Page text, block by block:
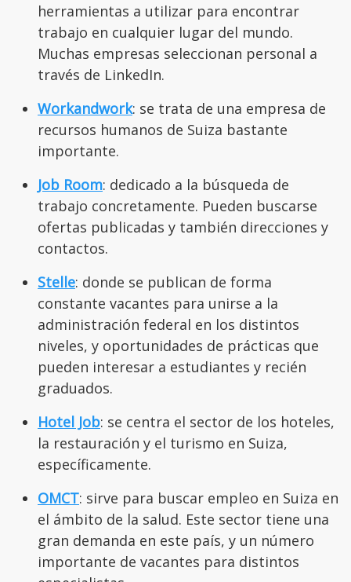
herramientas a utilizar para encontrar
trabajo en cualquier lugar del mundo.
Muchas empresas seleccionan personal a
través de LinkedIn.
Workandwork: se trata de una empresa de
recursos humanos de Suiza bastante
importante.
Job Room: dedicado a la búsqueda de
trabajo concretamente. Pueden buscarse
ofertas publicadas y también direcciones y
contactos.
Stelle: donde se publican de forma
constante vacantes para unirse a la
administración federal en los distintos
niveles, y oportunidades de prácticas que
pueden interesar a estudiantes y recién
graduados.
Hotel Job: se centra el sector de los hoteles,
la restauración y el turismo en Suiza,
específicamente.
OMCT: sirve para buscar empleo en Suiza en
el ámbito de la salud. Este sector tiene una
gran demanda en este país, y un número
importante de vacantes para distintos